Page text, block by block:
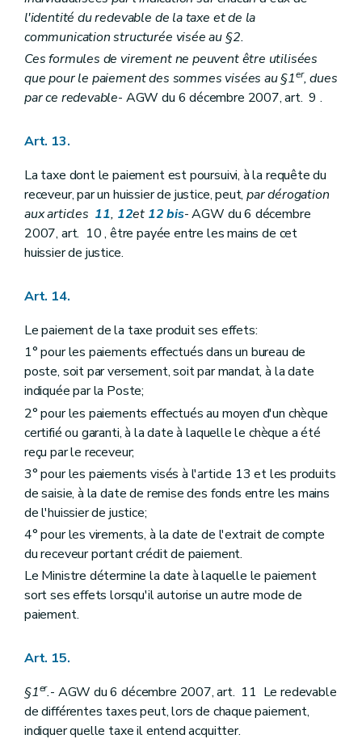
l'identité du redevable de la taxe et de la
communication structurée visée au §2.
Ces formules de virement ne peuvent être utilisées
que pour le paiement des sommes visées au §1er, dues
par ce redevable- AGW du 6 décembre 2007, art. 9 .
Art. 13.
La taxe dont le paiement est poursuivi, à la requête du
receveur, par un huissier de justice, peut,par dérogation
aux articles 11, 12et 12bis- AGW du 6 décembre
2007, art. 10 , être payée entre les mains de cet
huissier de justice.
Art. 14.
Le paiement de la taxe produit ses effets:
1° pour les paiements effectués dans un bureau de
poste, soit par versement, soit par mandat, à la date
indiquée par la Poste;
2° pour les paiements effectués au moyen d'un chèque
certifié ou garanti, à la date à laquelle le chèque a été
reçu par le receveur;
3° pour les paiements visés à l'article 13 et les produits
de saisie, à la date de remise des fonds entre les mains
de l'huissier de justice;
4° pour les virements, à la date de l'extrait de compte
du receveur portant crédit de paiement.
Le Ministre détermine la date à laquelle le paiement
sort ses effets lorsqu'il autorise un autre mode de
paiement.
Art. 15.
§1er.- AGW du 6 décembre 2007, art. 11 Le redevable
de différentes taxes peut, lors de chaque paiement,
indiquer quelle taxe il entend acquitter.